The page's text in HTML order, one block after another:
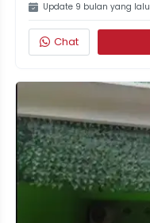
Update 9 bulan yang lalu
Chat